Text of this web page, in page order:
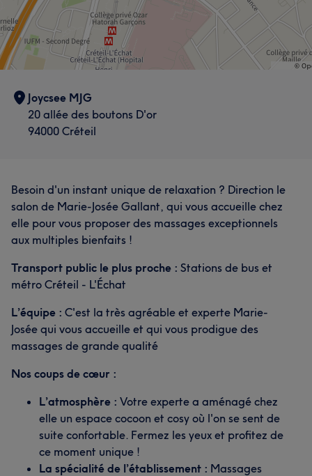
Joycsee MJG
20 allée des boutons D'or
94000 Créteil
Besoin d'un instant unique de relaxation ? Direction le
salon de Marie-Josée Gallant, qui vous accueille chez
elle pour vous proposer des massages exceptionnels
aux multiples bienfaits !
Transport public le plus proche : Stations de bus et
métro Créteil - L'Échat
L’équipe : C'est la très agréable et experte Marie-
Josée qui vous accueille et qui vous prodigue des
massages de grande qualité
Nos coups de cœur :
L’atmosphère : Votre experte a aménagé chez
elle un espace cocoon et cosy où l'on se sent de
suite confortable. Fermez les yeux et profitez de
ce moment unique !
La spécialité de l’établissement : Massages